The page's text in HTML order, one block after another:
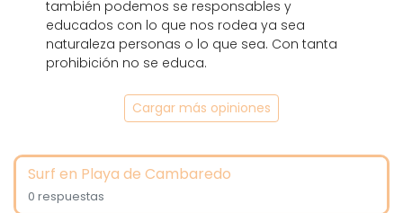
también podemos se responsables y
educados con lo que nos rodea ya sea
naturaleza personas o lo que sea. Con tanta
prohibición no se educa.
Cargar más opiniones
Surf en Playa de Cambaredo
0 respuestas